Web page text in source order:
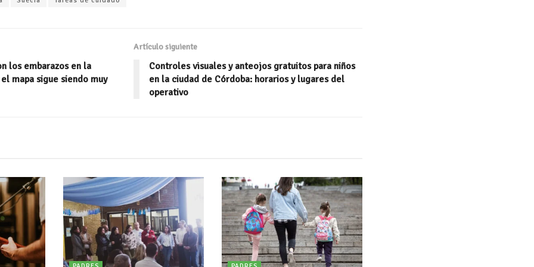
m
ti
r
los embarazos en la
mapa sigue siendo muy
Artículo siguiente
Controles visuales y anteojos gratuitos para niños
en la ciudad de Córdoba: horarios y lugares del
operativo